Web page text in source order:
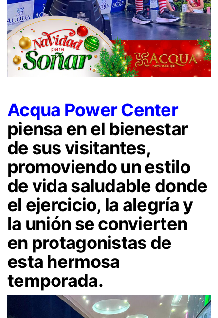
Acqua Power Center
piensa en el bienestar
de sus visitantes,
promoviendo un estilo
de vida saludable donde
el ejercicio, la alegría y
la unión se convierten
en protagonistas de
esta hermosa
temporada.